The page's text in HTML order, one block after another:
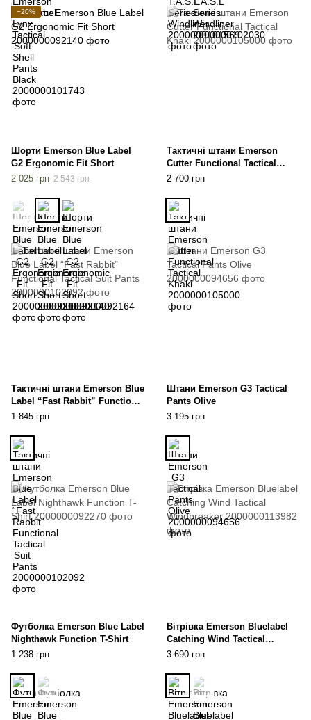
−20%
Шорти Emerson Blue Label
G2 Ergonomic Fit Short
2 025 грн 2 543 грн
Тактичні штани Emerson
Cutter Functional Tactical
Khaki
2 700 грн
Тактичні штани Emerson Blue
Label “Fast Rabbit” Functional
Tactical Suit Pants
1 845 грн
Штани Emerson G3 Tactical
Pants Olive
3 195 грн
Футболка Emerson Blue Label
Nighthawk Function T-Shirt
1 238 грн
Вітрівка Emerson Bluelabel
Catching Wind Tactical
Windbreaker
3 690 грн